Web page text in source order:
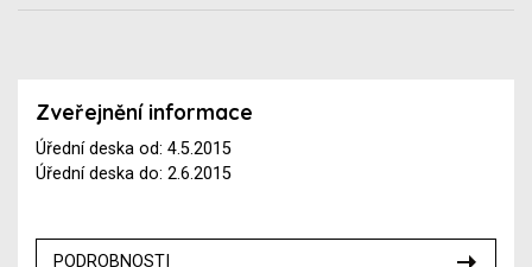
Zveřejnění informace
Úřední deska od: 4.5.2015
Úřední deska do: 2.6.2015
PODROBNOSTI